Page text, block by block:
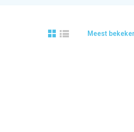
Meest